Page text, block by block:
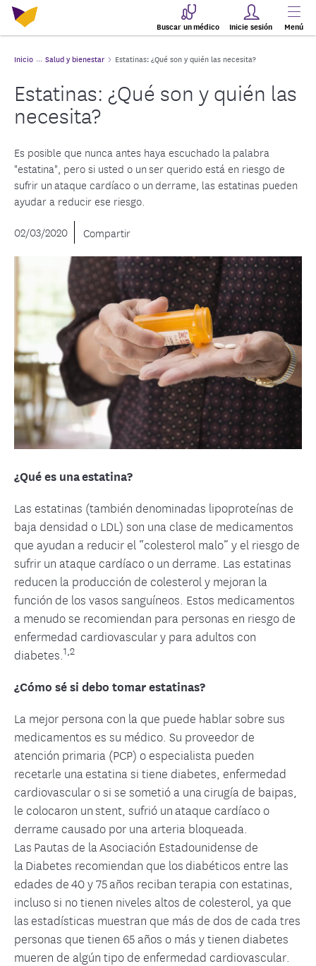
Buscar un médico Inicie sesión Menú
Inicio Salud y bienestar Estatinas: ¿Qué son y quién las necesita?
Estatinas: ¿Qué son y quién las
necesita?
Es posible que nunca antes haya escuchado la palabra
"estatina", pero si usted o un ser querido está en riesgo de
sufrir un ataque cardíaco o un derrame, las estatinas pueden
ayudar a reducir ese riesgo.
02/03/2020
Compartir
¿Qué es una estatina?
Las estatinas (también denominadas lipoproteínas de
baja densidad o LDL) son una clase de medicamentos
que ayudan a reducir el “colesterol malo” y el riesgo de
sufrir un ataque cardíaco o un derrame. Las estatinas
reducen la producción de colesterol y mejoran la
función de los vasos sanguíneos. Estos medicamentos
a menudo se recomiendan para personas en riesgo de
enfermedad cardiovascular y para adultos con
diabetes. 1,2
¿Cómo sé si debo tomar estatinas?
La mejor persona con la que puede hablar sobre sus
medicamentos es su médico. Su proveedor de
atención primaria (PCP) o especialista pueden
recetarle una estatina si tiene diabetes, enfermedad
cardiovascular o si se sometió a una cirugía de baipas,
le colocaron un stent, sufrió un ataque cardíaco o
derrame causado por una arteria bloqueada.
Las Pautas de la Asociación Estadounidense de
la Diabetes recomiendan que los diabéticos entre las
edades de 40 y 75 años reciban terapia con estatinas,
incluso si no tienen niveles altos de colesterol, ya que
las estadísticas muestran que más de dos de cada tres
personas que tienen 65 años o más y tienen diabetes
mueren de algún tipo de enfermedad cardiovascular.